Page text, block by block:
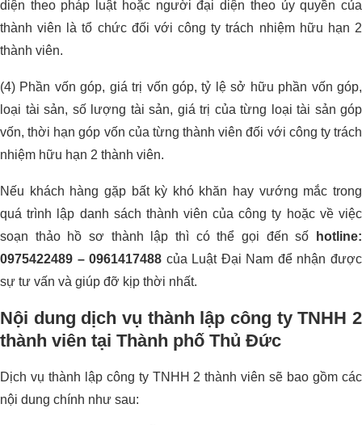
diện theo pháp luật hoặc người đại diện theo ủy quyền của
thành viên là tổ chức đối với công ty trách nhiệm hữu hạn 2
thành viên.
(4) Phần vốn góp, giá trị vốn góp, tỷ lệ sở hữu phần vốn góp,
loại tài sản, số lượng tài sản, giá trị của từng loại tài sản góp
vốn, thời hạn góp vốn của từng thành viên đối với công ty trách
nhiệm hữu hạn 2 thành viên.
Nếu khách hàng gặp bất kỳ khó khăn hay vướng mắc trong
quá trình lập danh sách thành viên của công ty hoặc về việc
soạn thảo hồ sơ thành lập thì có thể gọi đến số hotline:
0975422489 – 0961417488 của Luật Đại Nam để nhận được
sự tư vấn và giúp đỡ kịp thời nhất.
Nội dung dịch vụ thành lập công ty TNHH 2
thành viên tại Thành phố Thủ Đức
Dịch vụ thành lập công ty TNHH 2 thành viên sẽ bao gồm các
nội dung chính như sau: